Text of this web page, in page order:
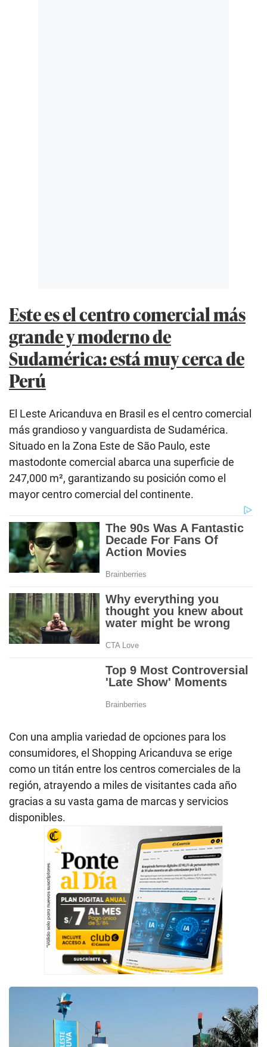
Este es el centro comercial más
grande y moderno de
Sudamérica: está muy cerca de
Perú
El Leste Aricanduva en Brasil es el centro comercial
más grandioso y vanguardista de Sudamérica.
Situado en la Zona Este de São Paulo, este
mastodonte comercial abarca una superficie de
247,000 m², garantizando su posición como el
mayor centro comercial del continente.
Con una amplia variedad de opciones para los
consumidores, el Shopping Aricanduva se erige
como un titán entre los centros comerciales de la
región, atrayendo a miles de visitantes cada año
gracias a su vasta gama de marcas y servicios
disponibles.